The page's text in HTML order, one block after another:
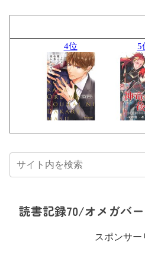
読書記録70/オメガバー
スポンサー